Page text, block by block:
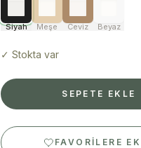
Siyah Meşe Ceviz Beyaz
✓ Stokta var
SEPETE EKLE
FAVORILERE